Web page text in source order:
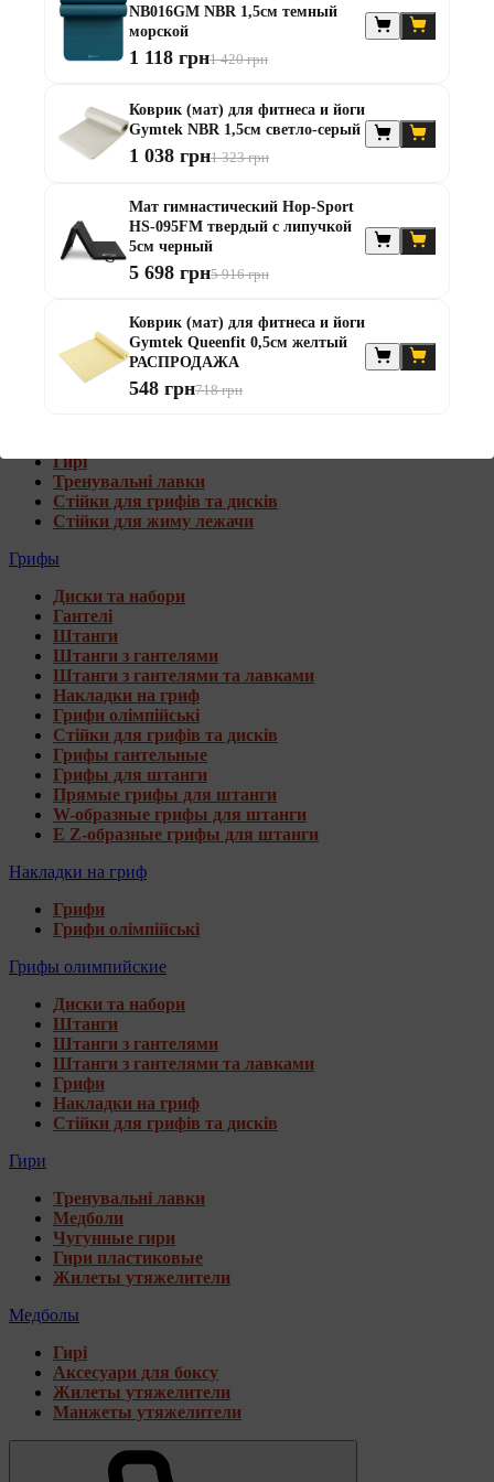
Штанги с w-образным грифом
Жилеты утяжелители
Диски та набори
Гантелі
Штанги
Штанги з гантелями та лавками
Грифи олімпійські
Тренувальні лавки
Стійки для грифів та дисків
Стійки для жиму лежачи
Диски та набори
Гантелі
Штанги
Штанги з гантелями
Гирі
Тренувальні лавки
Стійки для грифів та дисків
Стійки для жиму лежачи
Грифы
Диски та набори
Гантелі
Штанги
Штанги з гантелями
Штанги з гантелями та лавками
Накладки на гриф
Грифи олімпійські
Стійки для грифів та дисків
Грифы гантельные
Грифы для штанги
Прямые грифы для штанги
W-образные грифы для штанги
E Z-образные грифы для штанги
Накладки на гриф
Грифи
Грифи олімпійські
Грифы олимпийские
Диски та набори
Штанги
Штанги з гантелями
Штанги з гантелями та лавками
Грифи
Накладки на гриф
Стійки для грифів та дисків
Гири
Тренувальні лавки
Медболи
Чугунные гири
Гири пластиковые
Жилеты утяжелители
Медболы
Гирі
Аксесуари для боксу
Жилеты утяжелители
Манжеты утяжелители
NB016GM NBR 1,5см темный
морской
1 118 грн1 420 грн
Коврик (мат) для фитнеса и йоги
Gymtek NBR 1,5см светло-серый
1 038 грн1 323 грн
Мат гимнастический Hop-Sport
HS-095FM твердый с липучкой
5см черный
5 698 грн5 916 грн
Коврик (мат) для фитнеса и йоги
Gymtek Queenfit 0,5см желтый
РАСПРОДАЖА
548 грн718 грн